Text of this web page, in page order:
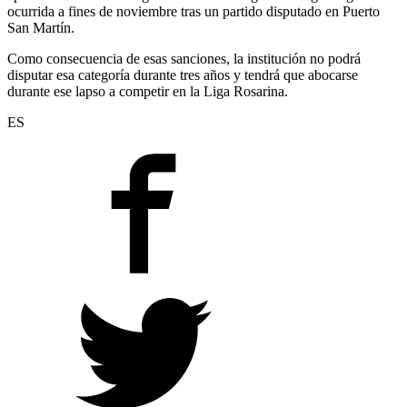
ocurrida a fines de noviembre tras un partido disputado en Puerto
San Martín.
Como consecuencia de esas sanciones, la institución no podrá
disputar esa categoría durante tres años y tendrá que abocarse
durante ese lapso a competir en la Liga Rosarina.
ES